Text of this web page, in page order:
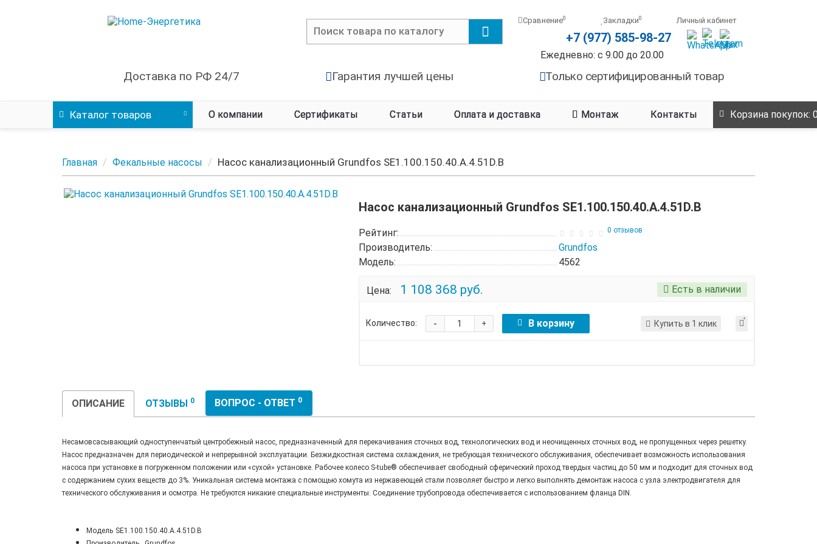
Сравнение0 Закладки0 Личный кабинет
+7 (977) 585-98-27
Ежедневно: с 9.00 до 20.00
Доставка по РФ 24/7 Гарантия лучшей цены Только сертифицированный товар
Каталог товаров О компании Сертификаты Статьи Оплата и доставка Монтаж Контакты Корзина покупок:
Главная Фекальные насосы Насос канализационный Grundfos SE1.100.150.40.A.4.51D.B
Насос канализационный Grundfos SE1.100.150.40.A.4.51D.B
Рейтинг: 0 отзывов
Производитель:
Grundfos
Модель:
4562
Цена: 1 108 368 руб. Есть в наличии
Количество: +
- В корзину Купить в 1 клик
ОПИСАНИЕ ОТЗЫВЫ 0 ВОПРОС - ОТВЕТ 0
Несамовсасывающий одноступенчатый центробежный насос, предназначенный для перекачивания сточных вод, технологических вод и неочищенных сточных вод, не пропущенных через решетку.
Насос предназначен для периодической и непрерывной эксплуатации. Безжидкостная система охлаждения, не требующая технического обслуживания, обеспечивает возможность использования
насоса при установке в погруженном положении или «сухой» установке. Рабочее колесо S-tube® обеспечивает свободный сферический проход твердых частиц до 50 мм и подходит для сточных вод
с содержанием сухих веществ до 3%. Уникальная система монтажа с помощью хомута из нержавеющей стали позволяет быстро и легко выполнять демонтаж насоса с узла электродвигателя для
технического обслуживания и осмотра. Не требуются никакие специальные инструменты. Соединение трубопровода обеспечивается с использованием фланца DIN.
Модель SE1.100.150.40.A.4.51D.B